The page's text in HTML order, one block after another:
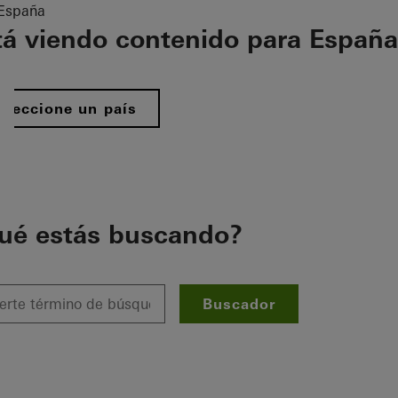
viendo contenido para España
un país
estás buscando?
Buscador